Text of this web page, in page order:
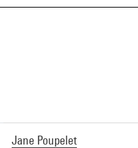
Referencia de la imagen : 4N68712
Jane Poupelet